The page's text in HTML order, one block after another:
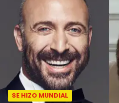
SE HIZO MUNDIAL